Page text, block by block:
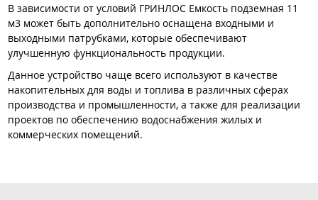
В зависимости от условий ГРИНЛОС Емкость подземная 11
м3 может быть дополнительно оснащена входными и
выходными патрубками, которые обеспечивают
улучшенную функциональность продукции.
Данное устройство чаще всего используют в качестве
накопительных для воды и топлива в различных сферах
производства и промышленности, а также для реализации
проектов по обеспечению водоснабжения жилых и
коммерческих помещений.